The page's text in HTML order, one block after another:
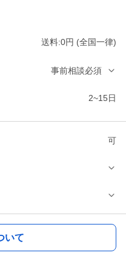
送料:0円 (全国一律)
事前相談必須
2~15日
可
いて